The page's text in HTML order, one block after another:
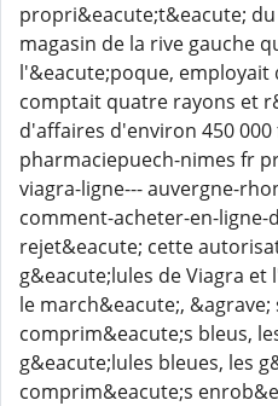
propri&eacute;t&eacute;
magasin de la rive gauche
l'&eacute;poque, employait
comptait quatre rayons et
d'affaires d'environ 450
pharmaciepuech-nimes fr
viagra-ligne--- auvergne-
comment-acheter-en-ligne-
rejet&eacute; cette
g&eacute;lules de Viagra
le march&eacute;, &agrave;
comprim&eacute;s bleus,
g&eacute;lules bleues, les
comprim&eacute;s